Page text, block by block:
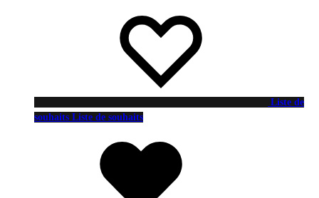
Liste de
souhaits Liste de souhaits